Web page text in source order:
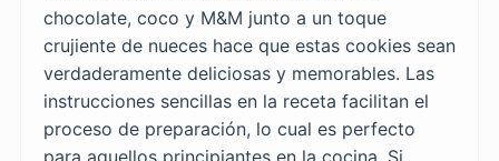
chocolate, coco y M&M junto a un toque
crujiente de nueces hace que estas cookies sean
verdaderamente deliciosas y memorables. Las
instrucciones sencillas en la receta facilitan el
proceso de preparación, lo cual es perfecto
para aquellos principiantes en la cocina. Si